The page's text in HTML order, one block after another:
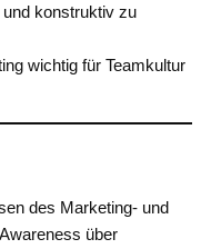
konstruktiv zu
wichtig für Teamkultur
des Marketing- und
über